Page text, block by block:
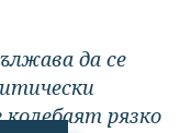
да се
рязко